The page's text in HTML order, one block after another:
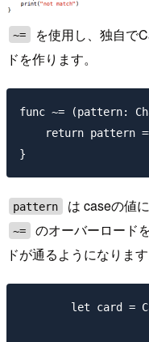
~=
を使用し、独自で
ドを作ります。
func ~= (pattern:
return pattern
pattern は caseの値
~=
のオーバーロード
ドが通るようになります
let card =